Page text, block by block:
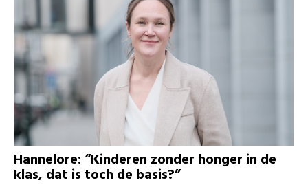
Hannelore: “Kinderen zonder honger in de
klas, dat is toch de basis?”